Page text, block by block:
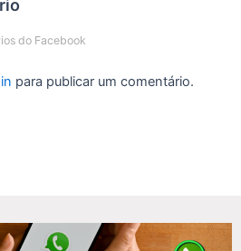
do Facebook
para publicar um comentário.